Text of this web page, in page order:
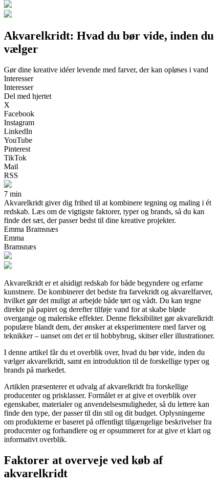
Akvarelkridt: Hvad du bør vide, inden du
vælger
Gør dine kreative idéer levende med farver, der kan opløses i vand
Interesser
Interesser
Del med hjertet
X
Facebook
Instagram
LinkedIn
YouTube
Pinterest
TikTok
Mail
RSS
7 min
Akvarelkridt giver dig frihed til at kombinere tegning og maling i ét
redskab. Læs om de vigtigste faktorer, typer og brands, så du kan
finde det sæt, der passer bedst til dine kreative projekter.
Emma Bramsnæs
Emma
Bramsnæs
Akvarelkridt er et alsidigt redskab for både begyndere og erfarne
kunstnere. De kombinerer det bedste fra farvekridt og akvarelfarver,
hvilket gør det muligt at arbejde både tørt og vådt. Du kan tegne
direkte på papiret og derefter tilføje vand for at skabe bløde
overgange og maleriske effekter. Denne fleksibilitet gør akvarelkridt
populære blandt dem, der ønsker at eksperimentere med farver og
teknikker – uanset om det er til hobbybrug, skitser eller illustrationer.
I denne artikel får du et overblik over, hvad du bør vide, inden du
vælger akvarelkridt, samt en introduktion til de forskellige typer og
brands på markedet.
Artiklen præsenterer et udvalg af akvarelkridt fra forskellige
producenter og prisklasser. Formålet er at give et overblik over
egenskaber, materialer og anvendelsesmuligheder, så du lettere kan
finde den type, der passer til din stil og dit budget. Oplysningerne
om produkterne er baseret på offentligt tilgængelige beskrivelser fra
producenter og forhandlere og er opsummeret for at give et klart og
informativt overblik.
Faktorer at overveje ved køb af
akvarelkridt